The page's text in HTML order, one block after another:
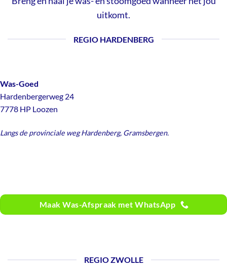
uitkomt.
REGIO HARDENBERG
Was-Goed
Hardenbergerweg 24
7778 HP Loozen
Langs de provinciale weg Hardenberg, Gramsbergen.
Maak Was-Afspraak met WhatsApp
REGIO ZWOLLE